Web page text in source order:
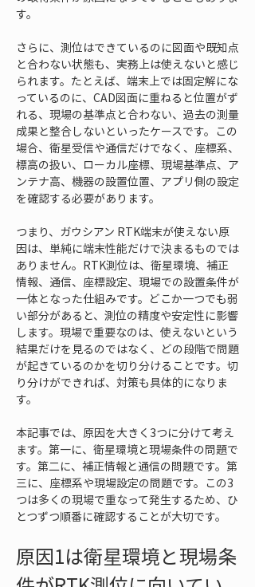
す。
さらに、測位はできているのに図面や既知点
と合わない状態も、実務上は使えないと感じ
られます。たとえば、端末上では固定解にな
っているのに、CAD図面に重ねると位置がず
れる、現場の基準点と合わない、過去の測量
成果と整合しないといったケースです。この
場合、衛星受信や通信だけでなく、座標系、
標高の扱い、ローカル座標、現場基準点、ア
ンテナ高、機器の設置位置、アプリ側の設定
を確認する必要があります。
つまり、ガウシアン RTK端末が使えない原
因は、単純に端末性能だけで決まるものでは
ありません。RTK測位は、衛星環境、補正
情報、通信、座標設定、現場での設置条件が
一体となった仕組みです。どこか一つでも弱
い部分があると、測位の精度や安定性に影響
します。現場で重要なのは、使えないという
結果だけを見るのではなく、どの段階で問題
が起きているのかを切り分けることです。切
り分けができれば、対策も具体的になりま
す。
本記事では、原因を大きく3つに分けて考え
ます。第一に、衛星環境と現場条件の問題で
す。第二に、補正情報と通信の問題です。第
三に、座標系や現場設定の問題です。この3
つは多くの現場で重なって発生するため、ひ
とつずつ順番に確認することが大切です。
原因1は衛星環境と現場条